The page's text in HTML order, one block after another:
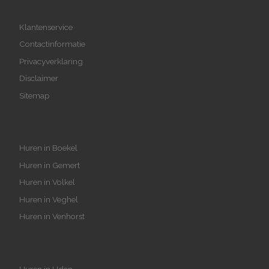
Klantenservice
Contactinformatie
Privacyverklaring
Disclaimer
Sitemap
Huren in Boekel
Huren in Gemert
Huren in Volkel
Huren in Veghel
Huren in Venhorst